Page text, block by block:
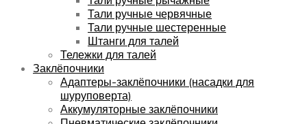
Тали ручные червячные
Тали ручные шестеренные
Штанги для талей
Тележки для талей
Заклёпочники
Адаптеры-заклёпочники (насадки для
шуруповерта)
Аккумуляторные заклёпочники